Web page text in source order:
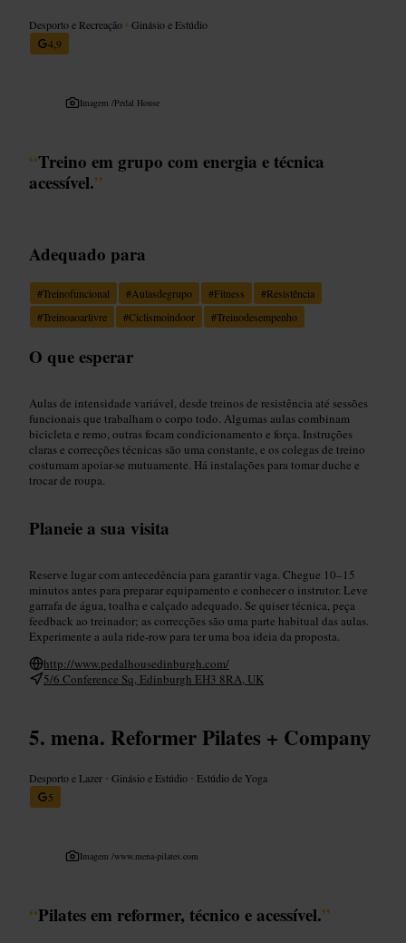
Desporto e Recreação •Ginásio e Estúdio
4,9
Imagem /Pedal House
“Treino em grupo com energia e técnica
acessível.”
Adequado para
#Treinofuncional #Aulasdegrupo #Fitness #Resistência
#Treinoaoarlivre #Ciclismoindoor #Treinodesempenho
O que esperar
Aulas de intensidade variável, desde treinos de resistência até sessões
funcionais que trabalham o corpo todo. Algumas aulas combinam
bicicleta e remo, outras focam condicionamento e força. Instruções
claras e correcções técnicas são uma constante, e os colegas de treino
costumam apoiar-se mutuamente. Há instalações para tomar duche e
trocar de roupa.
Planeie a sua visita
Reserve lugar com antecedência para garantir vaga. Chegue 10–15
minutos antes para preparar equipamento e conhecer o instrutor. Leve
garrafa de água, toalha e calçado adequado. Se quiser técnica, peça
feedback ao treinador; as correcções são uma parte habitual das aulas.
Experimente a aula ride-row para ter uma boa ideia da proposta.
http://www.pedalhousedinburgh.com/
5/6 Conference Sq, Edinburgh EH3 8RA, UK
mena. Reformer Pilates + Company
Desporto e Lazer •Ginásio e Estúdio • Estúdio de Yoga
5
Imagem /www.mena-pilates.com
“Pilates em reformer, técnico e acessível.”